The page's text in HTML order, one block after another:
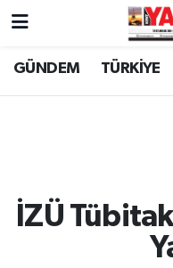
GÜNDEM TÜRKİYE
İZÜ